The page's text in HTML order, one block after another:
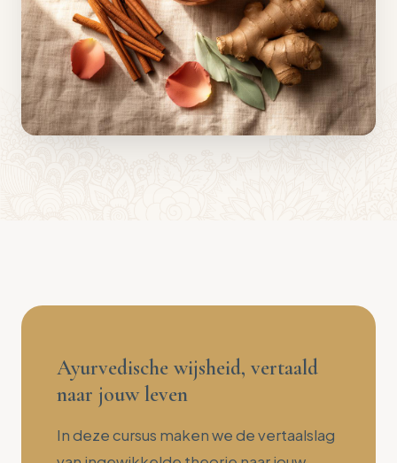
Ayurvedische wijsheid, vertaald
naar jouw leven
In deze cursus maken we de vertaalslag